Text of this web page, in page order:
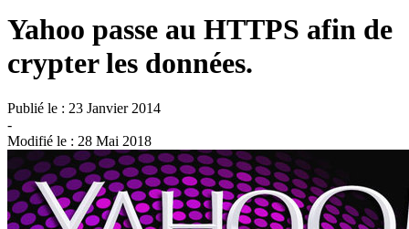
Yahoo passe au HTTPS afin de
crypter les données.
Publié le : 23 Janvier 2014
-
Modifié le : 28 Mai 2018